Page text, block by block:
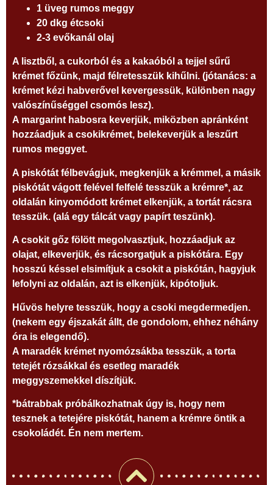
1 üveg rumos meggy
20 dkg étcsoki
2-3 evőkanál olaj
A lisztből, a cukorból és a kakaóból a tejjel sűrű
krémet főzünk, majd félretesszük kihűlni. (jótanács: a
krémet kézi habverővel kevergessük, különben nagy
valószínűséggel csomós lesz).
A margarint habosra keverjük, miközben apránként
hozzáadjuk a csokikrémet, belekeverjük a leszűrt
rumos meggyet.
A piskótát félbevágjuk, megkenjük a krémmel, a másik
piskótát vágott felével felfelé tesszük a krémre*, az
oldalán kinyomódott krémet elkenjük, a tortát rácsra
tesszük. (alá egy tálcát vagy papírt teszünk).
A csokit gőz fölött megolvasztjuk, hozzáadjuk az
olajat, elkeverjük, és rácsorgatjuk a piskótára. Egy
hosszú késsel elsimítjuk a csokit a piskótán, hagyjuk
lefolyni az oldalán, azt is elkenjük, kipótoljuk.
Hűvös helyre tesszük, hogy a csoki megdermedjen.
(nekem egy éjszakát állt, de gondolom, ehhez néhány
óra is elegendő).
A maradék krémet nyomózsákba tesszük, a torta
tetejét rózsákkal és esetleg maradék
meggyszemekkel díszítjük.
*bátrabbak próbálkozhatnak úgy is, hogy nem
tesznek a tetejére piskótát, hanem a krémre öntik a
csokoládét. Én nem mertem.